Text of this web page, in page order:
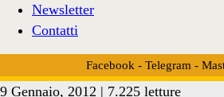
Newsletter
Contatti
Facebook - Telegram -
9 Gennaio, 2012 | 7.225 letture